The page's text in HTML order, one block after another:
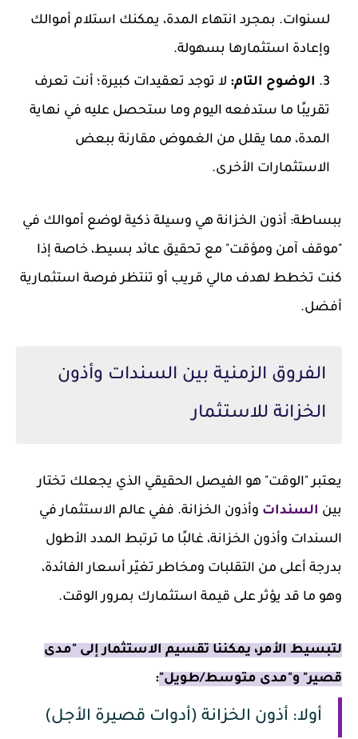
لسنوات. بمجرد انتهاء المدة، يمكنك استلام أموالك
وإعادة استثمارها بسهولة.
الوضوح التام: لا توجد تعقيدات كبيرة؛ أنت تعرف
تقريبًا ما ستدفعه اليوم وما ستحصل عليه في نهاية
المدة، مما يقلل من الغموض مقارنة ببعض
الاستثمارات الأخرى.
ببساطة: أذون الخزانة هي وسيلة ذكية لوضع أموالك في
"موقف آمن ومؤقت" مع تحقيق عائد بسيط، خاصة إذا
كنت تخطط لهدف مالي قريب أو تنتظر فرصة استثمارية
أفضل.
الفروق الزمنية بين السندات وأذون
الخزانة للاستثمار
يعتبر "الوقت" هو الفيصل الحقيقي الذي يجعلك تختار
بين السندات وأذون الخزانة. ففي عالم الاستثمار في
السندات وأذون الخزانة، غالبًا ما ترتبط المدد الأطول
بدرجة أعلى من التقلبات ومخاطر تغيّر أسعار الفائدة،
وهو ما قد يؤثر على قيمة استثمارك بمرور الوقت.
لتبسيط الأمر، يمكننا تقسيم الاستثمار إلى "مدى
قصير" و"مدى متوسط/طويل":
أولا: أذون الخزانة (أدوات قصيرة الأجل)